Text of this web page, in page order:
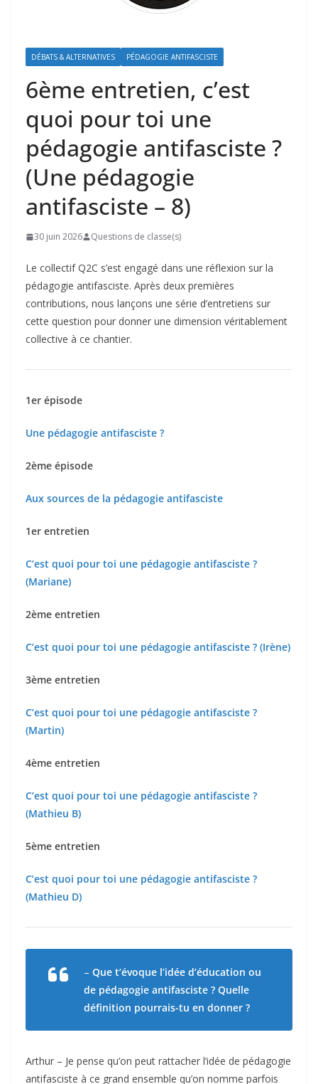
DÉBATS & ALTERNATIVES PÉDAGOGIE ANTIFASCISTE
6ème entretien, c’est
quoi pour toi une
pédagogie antifasciste ?
(Une pédagogie
antifasciste – 8)
30 juin 2026 Questions de classe(s)
Le collectif Q2C s’est engagé dans une réflexion sur la
pédagogie antifasciste. Après deux premières
contributions, nous lançons une série d’entretiens sur
cette question pour donner une dimension véritablement
collective à ce chantier.
1er épisode
Une pédagogie antifasciste ?
2ème épisode
Aux sources de la pédagogie antifasciste
1er entretien
C’est quoi pour toi une pédagogie antifasciste ?
(Mariane)
2ème entretien
C’est quoi pour toi une pédagogie antifasciste ? (Irène)
3ème entretien
C’est quoi pour toi une pédagogie antifasciste ?
(Martin)
4ème entretien
C’est quoi pour toi une pédagogie antifasciste ?
(Mathieu B)
5ème entretien
C’est quoi pour toi une pédagogie antifasciste ?
(Mathieu D)
– Que t’évoque l’idée d’éducation ou
de pédagogie antifasciste ? Quelle
définition pourrais-tu en donner ?
Arthur – Je pense qu’on peut rattacher l’idée de pédagogie
antifasciste à ce grand ensemble qu’on nomme parfois